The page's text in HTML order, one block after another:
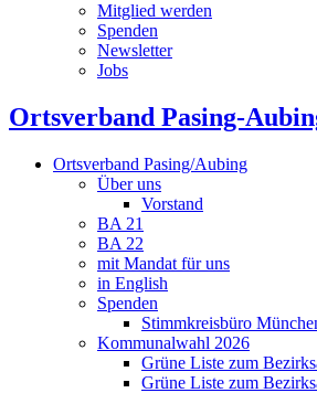
Mitglied werden
Spenden
Newsletter
Jobs
Ortsverband Pasing-
Ortsverband Pasing/Aubing
Über uns
Vorstand
BA 21
BA 22
mit Mandat für uns
in English
Spenden
Stimmkreisbüro
Kommunalwahl 2026
Grüne Liste zum
Grüne Liste zum